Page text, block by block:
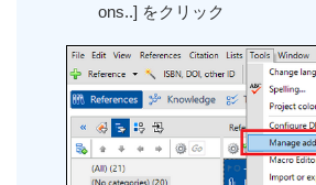
ons..] をクリック